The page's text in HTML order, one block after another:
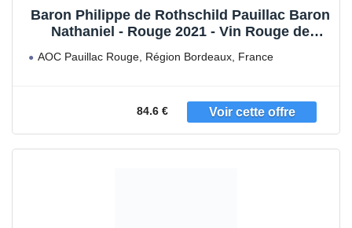
Baron Philippe de Rothschild Pauillac Baron
Nathaniel - Rouge 2021 - Vin Rouge de
AOC Pauillac Rouge, Région Bordeaux, France
84.6 €